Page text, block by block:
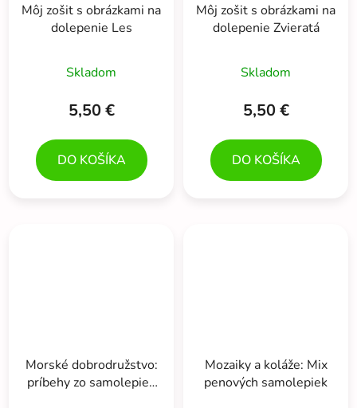
Môj zošit s obrázkami na
dolepenie Les
Skladom
5,50 €
DO KOŠÍKA
Môj zošit s obrázkami na
dolepenie Zvieratá
Skladom
5,50 €
DO KOŠÍKA
Morské dobrodružstvo:
príbehy zo samolepiek
Mozaiky a koláže: Mix
penových samolepiek